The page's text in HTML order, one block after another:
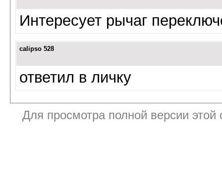
Интересует рычаг
calipso 528
ответил в личку
Для просмотра полной версии